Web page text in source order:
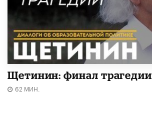
Щетинин: финал трагедии
62 МИН.